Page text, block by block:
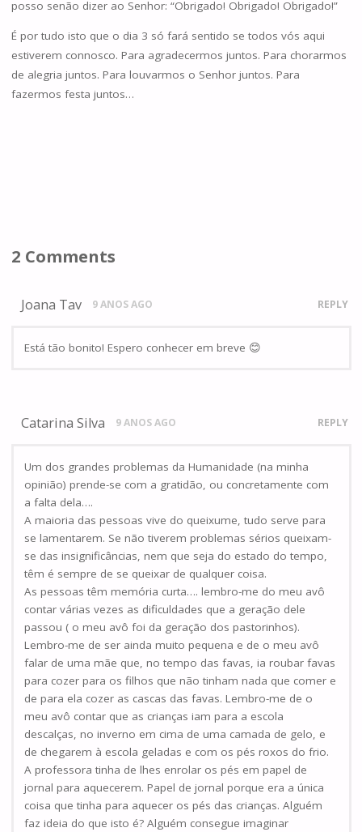
posso senão dizer ao Senhor: “Obrigado! Obrigado! Obrigado!”
É por tudo isto que o dia 3 só fará sentido se todos vós aqui
estiverem connosco. Para agradecermos juntos. Para chorarmos
de alegria juntos. Para louvarmos o Senhor juntos. Para
fazermos festa juntos…
2 Comments
Joana Tav 9 ANOS AGO REPLY
Está tão bonito! Espero conhecer em breve 😊
Catarina Silva 9 ANOS AGO REPLY
Um dos grandes problemas da Humanidade (na minha
opinião) prende-se com a gratidão, ou concretamente com
a falta dela….
A maioria das pessoas vive do queixume, tudo serve para
se lamentarem. Se não tiverem problemas sérios queixam-
se das insignificâncias, nem que seja do estado do tempo,
têm é sempre de se queixar de qualquer coisa.
As pessoas têm memória curta…. lembro-me do meu avô
contar várias vezes as dificuldades que a geração dele
passou ( o meu avô foi da geração dos pastorinhos).
Lembro-me de ser ainda muito pequena e de o meu avô
falar de uma mãe que, no tempo das favas, ia roubar favas
para cozer para os filhos que não tinham nada que comer e
de para ela cozer as cascas das favas. Lembro-me de o
meu avô contar que as crianças iam para a escola
descalças, no inverno em cima de uma camada de gelo, e
de chegarem à escola geladas e com os pés roxos do frio.
A professora tinha de lhes enrolar os pés em papel de
jornal para aquecerem. Papel de jornal porque era a única
coisa que tinha para aquecer os pés das crianças. Alguém
faz ideia do que isto é? Alguém consegue imaginar